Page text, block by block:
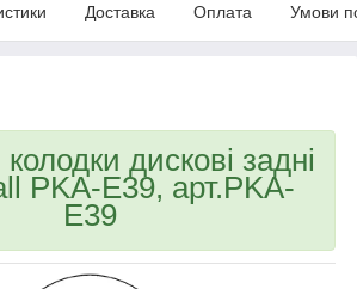
Доставка Оплата Умови
колодки дискові задні
PKA-E39, арт.PKA-
E39